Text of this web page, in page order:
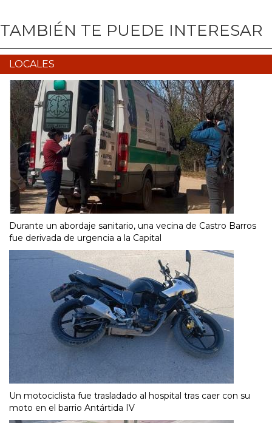
TAMBIÉN TE PUEDE INTERESAR
LOCALES
Durante un abordaje sanitario, una vecina de Castro Barros
fue derivada de urgencia a la Capital
Un motociclista fue trasladado al hospital tras caer con su
moto en el barrio Antártida IV